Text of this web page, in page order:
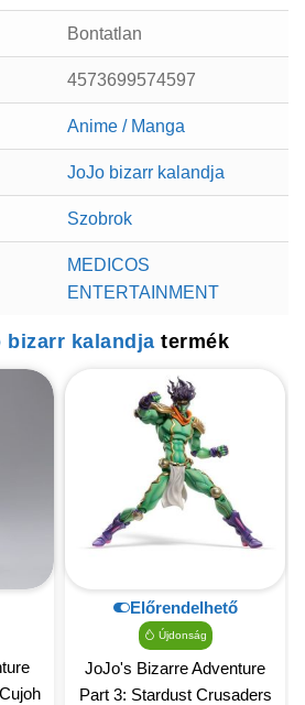
Bontatlan
4573699574597
Anime / Manga
JoJo bizarr kalandja
Szobrok
MEDICOS
ENTERTAINMENT
bizarr kalandja termék
Előrendelhető
Újdonság
JoJo's Bizarre Adventure
Part 3: Stardust Crusaders